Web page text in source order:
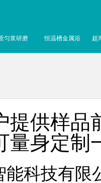
匀浆研磨 恒温槽金属浴 超
提供样品
量身定制
科技有限